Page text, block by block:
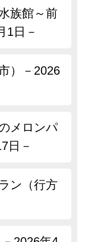
族館～前
1日－
）－2026
メロンパ
日－
ン（行方